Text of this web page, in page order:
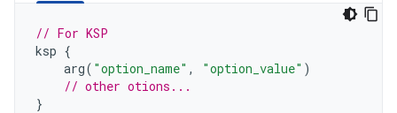
// For KSP
ksp {
arg( "option_name" , "option_value" )
// other otions...
}